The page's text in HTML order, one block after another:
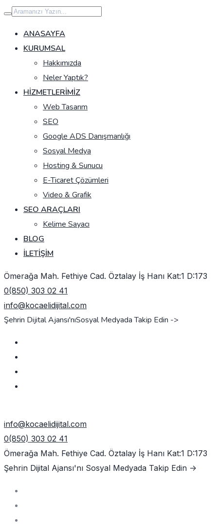
İçeriğe
geç
ANASAYFA
KURUMSAL
Hakkımızda
Neler Yaptık?
HIZMETLERIMIZ
Web Tasarım
SEO
Google ADS Danışmanlığı
Sosyal Medya
Hosting & Sunucu
E-Ticaret Çözümleri
Video & Grafik
SEO ARAÇLARI
Kelime Sayacı
BLOG
İLETIŞIM
Ömerağa Mah. Fethiye Cad. Öztalay İş Hanı Kat:1 D:173
0(850) 303 02 41
info@kocaelidijital.com
Şehrin Dijital Ajansı'nıSosyal Medyada Takip Edin ->
info@kocaelidijital.com
0(850) 303 02 41
Ömerağa Mah. Fethiye Cad. Öztalay İş Hanı Kat:1 D:173
Şehrin Dijital Ajansı'nı Sosyal Medyada Takip Edin ->